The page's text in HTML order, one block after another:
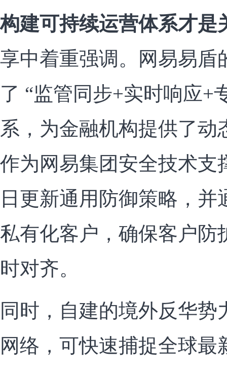
构建可持续运营体系才是
享中着重强调。网易易盾
了 “监管同步+实时响应+
系，为金融机构提供了动
作为网易集团安全技术支
日更新通用防御策略，
私有化客户，确保客户防
时对齐。
同时，自建的境外反华
网络，可快速捕捉全球最